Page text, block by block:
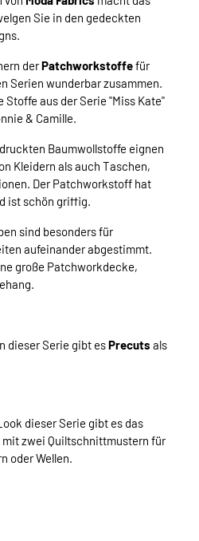
Sie in den gedeckten
derPatchworkstoffefür
Serien wunderbar zusammen.
Stoffe aus der Serie "Miss Kate"
& Camille.
Baumwollstoffe eignen
Kleidern als auch Taschen,
Der Patchworkstoff hat
ist schön griffig.
sind besonders für
aufeinander abgestimmt.
große Patchworkdecke,
dieser Serie gibt esPrecuts als
dieser Serie gibt es das
mit zwei Quiltschnittmustern für
oder Wellen.